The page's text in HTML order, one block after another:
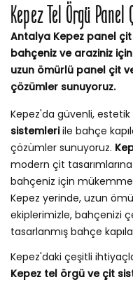
Kepez Tel Örgü
Antalya Kepez panel
bahçeniz ve araziniz
uzun ömürlü panel çit
çözümler sunuyoruz.
Kepez'da güvenli, estetik
sistemleriile bahçe
çözümler sunuyoruz.
modern çit
bahçeniz için
Kepez yerinde, uzun
ekiplerimizle, bahçenizi
tasarlanmış bahçe
Kepez'daki çeşitli
Kepez tel örgü ve çit